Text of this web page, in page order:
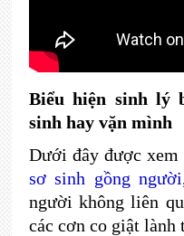
Biểu hiện sinh lý
sinh hay vặn mình
Dưới đây được xem
sơ sinh gồng người
người không liên
các cơn co giật lành